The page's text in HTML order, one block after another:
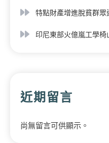
特點財產增進脫貧群
印尼東部火億嵐工學椅
近期留言
尚無留言可供顯示。